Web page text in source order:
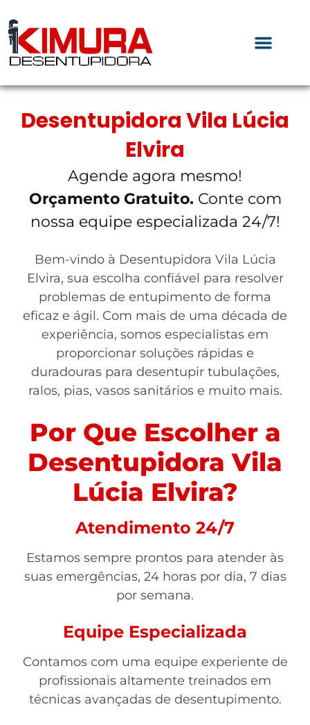
Desentupidora Vila Lúcia
Elvira
Agende agora mesmo!
Orçamento Gratuito. Conte com
nossa equipe especializada 24/7!
Bem-vindo à Desentupidora Vila Lúcia
Elvira, sua escolha confiável para resolver
problemas de entupimento de forma
eficaz e ágil. Com mais de uma década de
experiência, somos especialistas em
proporcionar soluções rápidas e
duradouras para desentupir tubulações,
ralos, pias, vasos sanitários e muito mais.
Por Que Escolher a
Desentupidora Vila
Lúcia Elvira?
Atendimento 24/7
Estamos sempre prontos para atender às
suas emergências, 24 horas por dia, 7 dias
por semana.
Equipe Especializada
Contamos com uma equipe experiente de
profissionais altamente treinados em
técnicas avançadas de desentupimento.